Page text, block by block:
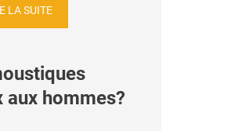
LA SUITE
hommes?